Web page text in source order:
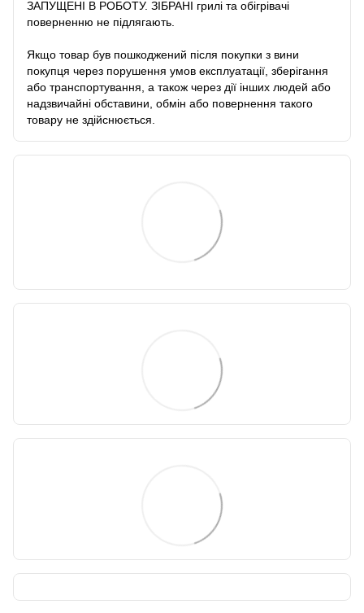
ЗАПУЩЕНІ В РОБОТУ. ЗІБРАНІ грилі та обігрівачі
поверненню не підлягають.
Якщо товар був пошкоджений після покупки з вини
покупця через порушення умов експлуатації, зберігання
або транспортування, а також через дії інших людей або
надзвичайні обставини, обмін або повернення такого
товару не здійснюється.